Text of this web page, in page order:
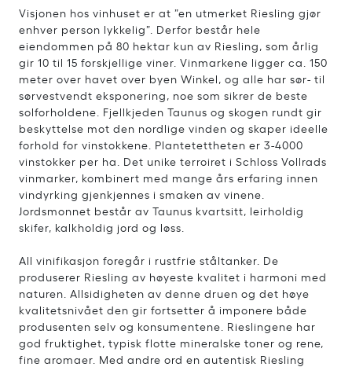
Visjonen hos vinhuset er at ”en utmerket Riesling gjør
enhver person lykkelig”. Derfor består hele
eiendommen på 80 hektar kun av Riesling, som årlig
gir 10 til 15 forskjellige viner. Vinmarkene ligger ca. 150
meter over havet over byen Winkel, og alle har sør- til
sørvestvendt eksponering, noe som sikrer de beste
solforholdene. Fjellkjeden Taunus og skogen rundt gir
beskyttelse mot den nordlige vinden og skaper ideelle
forhold for vinstokkene. Plantetettheten er 3-4000
vinstokker per ha. Det unike terroiret i Schloss Vollrads
vinmarker, kombinert med mange års erfaring innen
vindyrking gjenkjennes i smaken av vinene.
Jordsmonnet består av Taunus kvartsitt, leirholdig
skifer, kalkholdig jord og løss.
All vinifikasjon foregår i rustfrie ståltanker. De
produserer Riesling av høyeste kvalitet i harmoni med
naturen. Allsidigheten av denne druen og det høye
kvalitetsnivået den gir fortsetter å imponere både
produsenten selv og konsumentene. Rieslingene har
god fruktighet, typisk flotte mineralske toner og rene,
fine aromaer. Med andre ord en autentisk Riesling